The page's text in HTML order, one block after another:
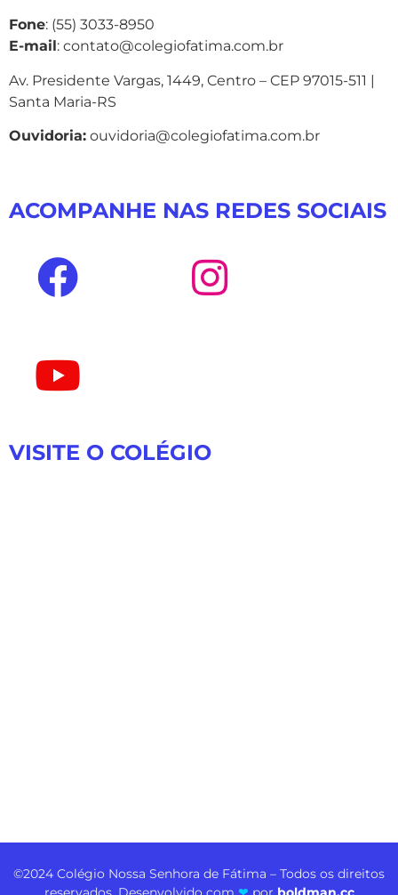
Fone: (55) 3033-8950
E-mail: contato@colegiofatima.com.br
Av. Presidente Vargas, 1449, Centro – CEP 97015-511 |
Santa Maria-RS
Ouvidoria: ouvidoria@colegiofatima.com.br
ACOMPANHE NAS REDES SOCIAIS
VISITE O COLÉGIO
©2024 Colégio Nossa Senhora de Fátima – Todos os direitos